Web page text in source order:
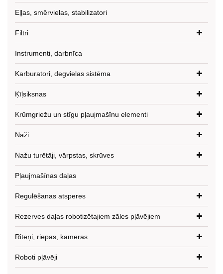
Eļļas, smērvielas, stabilizatori
Filtri
Instrumenti, darbnīca
Karburatori, degvielas sistēma
Ķīļsiksnas
Krūmgriežu un stīgu pļaujmašīnu elementi
Naži
Nažu turētāji, vārpstas, skrūves
Pļaujmašīnas daļas
Regulēšanas atsperes
Rezerves daļas robotizētajiem zāles pļāvējiem
Riteņi, riepas, kameras
Roboti pļāvēji